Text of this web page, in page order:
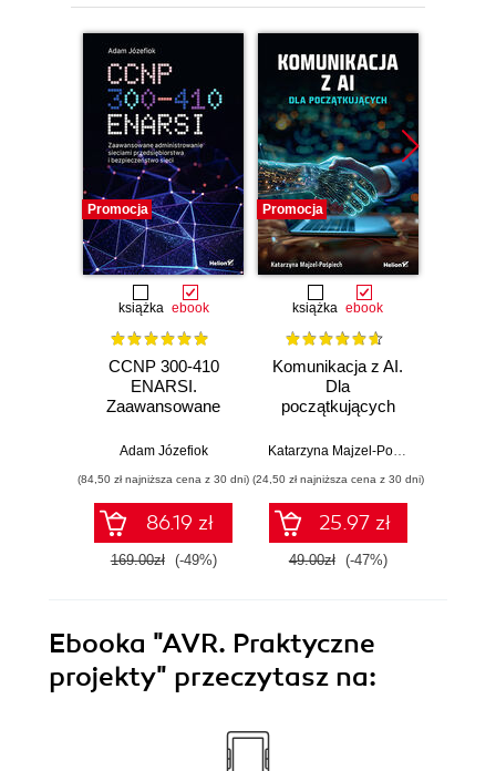
Promocja
książka ebook
CCNP 300-410
ENARSI.
Zaawansowane
sieciami
bezpieczeństwo
sieci
Adam Józefiok
(84,50 zł najniższa cena z 30 dni)
86.19 zł
169.00zł (-49%)
Promocja
książka ebook
Komunikacja z AI.
Dla
początkujących
Katarzyna Majzel-Pośpiech
(24,50 zł najniższa cena z 30 dni)
25.97 zł
49.00zł (-47%)
Ebooka "AVR. Praktyczne
projekty" przeczytasz na: